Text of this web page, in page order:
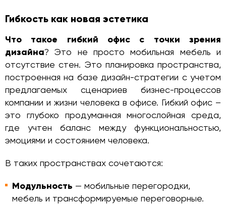
Гибкость как новая эстетика
Что такое гибкий офис с точки зрения
дизайна? Это не просто мобильная мебель и
отсутствие стен. Это планировка пространства,
построенная на базе дизайн-стратегии с учетом
предлагаемых сценариев бизнес-процессов
компании и жизни человека в офисе. Гибкий офис –
это глубоко продуманная многослойная среда,
где учтен баланс между функциональностью,
эмоциями и состоянием человека.
В таких пространствах сочетаются:
Модульность — мобильные перегородки,
мебель и трансформируемые переговорные.